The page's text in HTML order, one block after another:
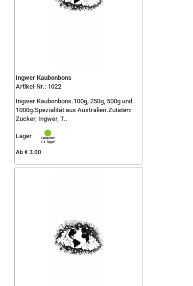
Ingwer Kaubonbons
Artikel-Nr.: 1022
Ingwer Kaubonbons.100g, 250g, 500g und
1000g.Spezialität aus Australien.Zutaten:
Zucker, Ingwer, T..
Lager
Ab € 3.00